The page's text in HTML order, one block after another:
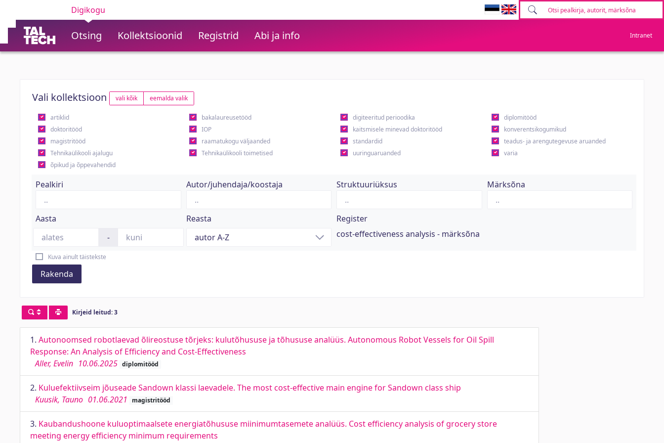
Digikogu
Otsing Kollektsioonid Registrid Abi ja info Intranet
Vali kollektsioon vali kõik eemalda valik
artiklid bakalaureusetööd digiteeritud perioodika
diplomitööd
doktoritööd
IOP kaitsmisele minevad doktoritööd
konverentsikogumikud
magistritööd
raamatukogu väljaanded standardid
teadus- ja arengutegevuse aruanded
Tehnikaülikooli ajalugu
Tehnikaülikooli toimetised uuringuaruanded
varia
õpikud ja õppevahendid
Pealkiri Autor/juhendaja/koostaja Struktuuriüksus Märksõna
Aasta
-
Reasta
Register
cost-effectiveness analysis - märksõna
Kuva ainult täistekste
Rakenda
Kirjeid leitud: 3
1. Autonoomsed robotlaevad õlireostuse tõrjeks: kulutõhususe ja tõhususe analüüs. Autonomous Robot Vessels for Oil Spill
Response: An Analysis of Efficiency and Cost-Effectiveness
Aller, Evelin 10.06.2025 diplomitööd
2. Kuluefektiivseim jõuseade Sandown klassi laevadele. The most cost-effective main engine for Sandown class ship
Kuusik, Tauno 01.06.2021 magistritööd
3. Kaubandushoone kuluoptimaalsete energiatõhususe miinimumtasemete analüüs. Cost efficiency analysis of grocery store
meeting energy efficiency minimum requirements